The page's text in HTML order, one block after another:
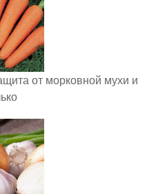
от морковной мухи и